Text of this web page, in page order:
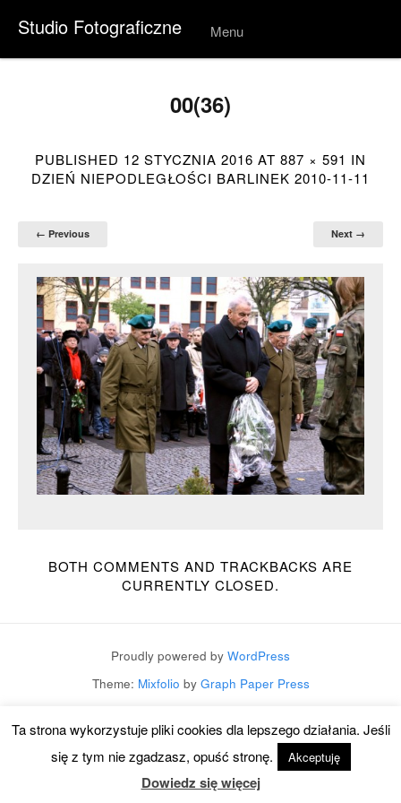
Studio Fotograficzne Menu
Skip to
00(36)
PUBLISHED 12 STYCZNIA 2016 AT 887 × 591 IN
DZIEŃ NIEPODLEGŁOŚCI BARLINEK 2010-11-11
← Previous Next →
BOTH COMMENTS AND TRACKBACKS ARE
CURRENTLY CLOSED.
Proudly powered by WordPress
Theme: Mixfolio by Graph Paper Press
Ta strona wykorzystuje pliki cookies dla lepszego działania. Jeśli
się z tym nie zgadzasz, opuść stronę.
Akceptuję
Dowiedz się więcej